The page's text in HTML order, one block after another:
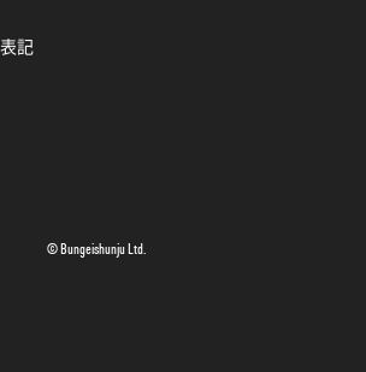
記
© Bungeishunju Ltd.